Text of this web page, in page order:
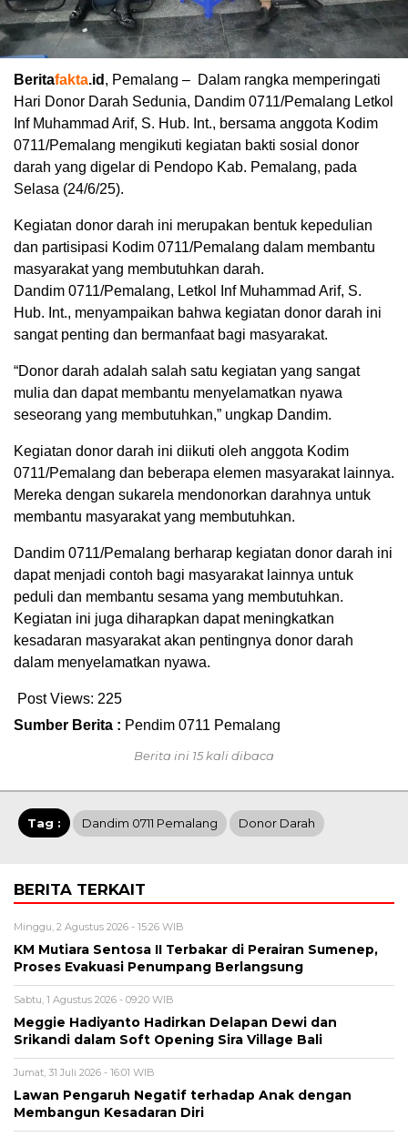
Beritafakta.id , Pemalang – Dalam rangka memperingati
Hari Donor Darah Sedunia, Dandim 0711/Pemalang Letkol
Inf Muhammad Arif, S. Hub. Int., bersama anggota Kodim
0711/Pemalang mengikuti kegiatan bakti sosial donor
darah yang digelar di Pendopo Kab. Pemalang, pada
Selasa (24/6/25).
Kegiatan donor darah ini merupakan bentuk kepedulian
dan partisipasi Kodim 0711/Pemalang dalam membantu
masyarakat yang membutuhkan darah.
Dandim 0711/Pemalang, Letkol Inf Muhammad Arif, S.
Hub. Int., menyampaikan bahwa kegiatan donor darah ini
sangat penting dan bermanfaat bagi masyarakat.
“Donor darah adalah salah satu kegiatan yang sangat
mulia dan dapat membantu menyelamatkan nyawa
seseorang yang membutuhkan,” ungkap Dandim.
Kegiatan donor darah ini diikuti oleh anggota Kodim
0711/Pemalang dan beberapa elemen masyarakat lainnya.
Mereka dengan sukarela mendonorkan darahnya untuk
membantu masyarakat yang membutuhkan.
Dandim 0711/Pemalang berharap kegiatan donor darah ini
dapat menjadi contoh bagi masyarakat lainnya untuk
peduli dan membantu sesama yang membutuhkan.
Kegiatan ini juga diharapkan dapat meningkatkan
kesadaran masyarakat akan pentingnya donor darah
dalam menyelamatkan nyawa.
Post Views: 225
Sumber Berita : Pendim 0711 Pemalang
Berita ini 15 kali dibaca
Tag : Dandim 0711 Pemalang Donor Darah
BERITA TERKAIT
Minggu, 2 Agustus 2026 - 15:26 WIB
KM Mutiara Sentosa II Terbakar di Perairan Sumenep,
Proses Evakuasi Penumpang Berlangsung
Sabtu, 1 Agustus 2026 - 09:20 WIB
Meggie Hadiyanto Hadirkan Delapan Dewi dan
Srikandi dalam Soft Opening Sira Village Bali
Jumat, 31 Juli 2026 - 16:01 WIB
Lawan Pengaruh Negatif terhadap Anak dengan
Membangun Kesadaran Diri